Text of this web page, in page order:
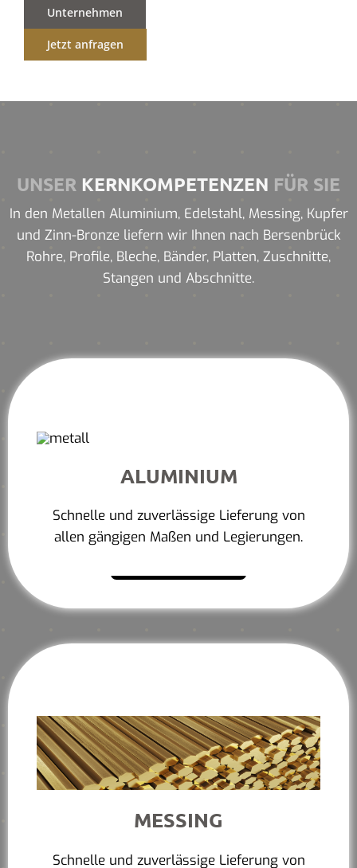
Unternehmen
Jetzt anfragen
UNSER KERNKOMPETENZEN FÜR SIE
In den Metallen Aluminium, Edelstahl, Messing, Kupfer
und Zinn-Bronze liefern wir Ihnen nach Bersenbrück
Rohre, Profile, Bleche, Bänder, Platten, Zuschnitte,
Stangen und Abschnitte.
ALUMINIUM
Schnelle und zuverlässige Lieferung von
allen gängigen Maßen und Legierungen.
MESSING
Schnelle und zuverlässige Lieferung von